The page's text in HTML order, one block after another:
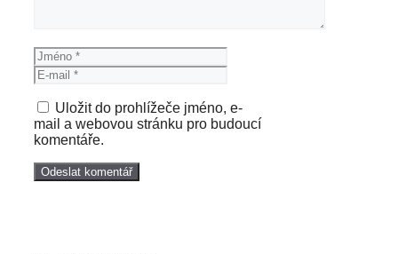
Jméno
mail
Uložit do prohlížeče jméno, e-
mail a webovou stránku pro budoucí
komentáře.